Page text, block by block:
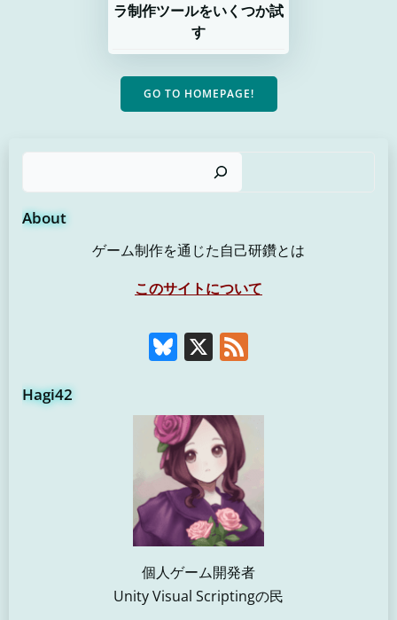
ラ制作ツールをいくつか試
す
GO TO HOMEPAGE!
About
ゲーム制作を通じた自己研鑽とは
このサイトについて
Bluesky
X
Hagi42
個人ゲーム開発者
Unity Visual Scriptingの民